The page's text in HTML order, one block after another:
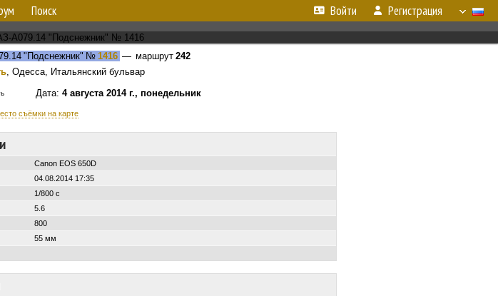
Поиск Войти Регистрация
"Подснежник" № 1416 — маршрут 242
, Одесса, Итальянский бульвар
Дата: 4 августа 2014 г., понедельник
съёмки на карте
Canon EOS 650D
04.08.2014 17:35
1/800 с
5.6
800
55 мм